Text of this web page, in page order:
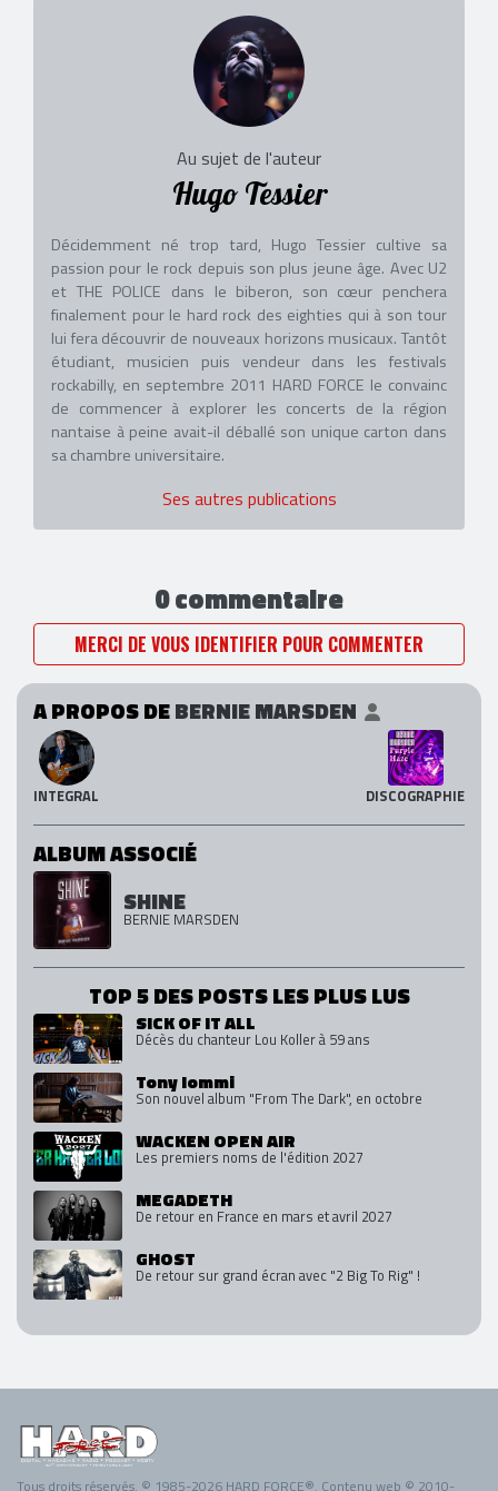
Au sujet de l'auteur
Hugo Tessier
Décidemment né trop tard, Hugo Tessier cultive sa
passion pour le rock depuis son plus jeune âge. Avec U2
et THE POLICE dans le biberon, son cœur penchera
finalement pour le hard rock des eighties qui à son tour
lui fera découvrir de nouveaux horizons musicaux. Tantôt
étudiant, musicien puis vendeur dans les festivals
rockabilly, en septembre 2011 HARD FORCE le convainc
de commencer à explorer les concerts de la région
nantaise à peine avait-il déballé son unique carton dans
sa chambre universitaire.
Ses autres publications
0 commentaire
MERCI DE VOUS IDENTIFIER POUR COMMENTER
A PROPOS DEBERNIE MARSDEN
INTEGRAL DISCOGRAPHIE
ALBUM ASSOCIÉ
SHINE
BERNIE MARSDEN
TOP 5 DES POSTS LES PLUS LUS
SICK OF IT ALL
Décès du chanteur Lou Koller à 59 ans
Tony Iommi
Son nouvel album "From The Dark", en octobre
WACKEN OPEN AIR
Les premiers noms de l'édition 2027
MEGADETH
De retour en France en mars et avril 2027
GHOST
De retour sur grand écran avec "2 Big To Rig" !
Tous droits réservés. © 1985-2026 HARD FORCE®. Contenu web © 2010-